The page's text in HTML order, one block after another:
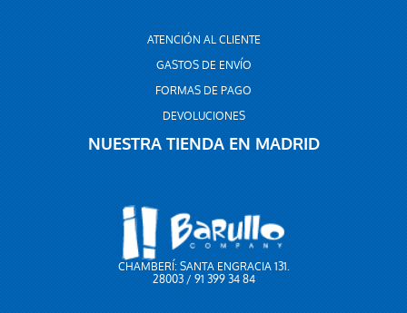
ATENCIÓN AL CLIENTE
GASTOS DE ENVÍO
FORMAS DE PAGO
DEVOLUCIONES
NUESTRA TIENDA EN MADRID
CHAMBERÍ: SANTA ENGRACIA 131.
28003 / 91 399 34 84